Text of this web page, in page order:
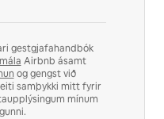
gestgjafahandbók
Airbnb ásamt
og gengst við
samþykki mitt fyrir
mínum